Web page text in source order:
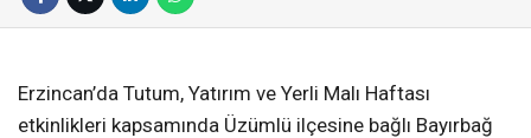
Erzincan’da Tutum, Yatırım ve Yerli Malı Haftası
etkinlikleri kapsamında Üzümlü ilçesine bağlı Bayırbağ